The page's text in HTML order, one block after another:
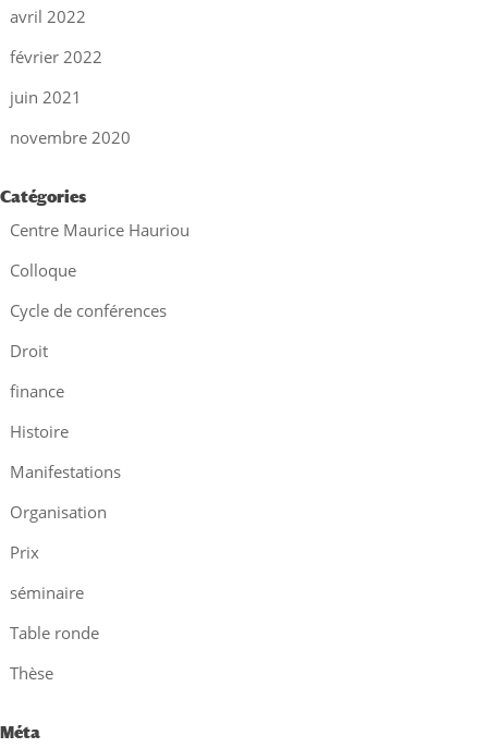
avril 2022
février 2022
juin 2021
novembre 2020
Catégories
Centre Maurice Hauriou
Colloque
Cycle de conférences
Droit
finance
Histoire
Manifestations
Organisation
Prix
séminaire
Table ronde
Thèse
Méta